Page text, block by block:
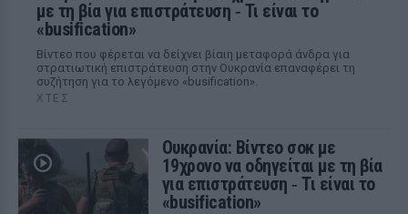
με τη βία για επιστράτευση ‑ Τι είναι το
«busification»
Βίντεο που φέρεται να δείχνει βίαιη μεταφορά άνδρα για
στρατιωτική επιστράτευση στην Ουκρανία επαναφέρει τη
συζήτηση για το λεγόμενο «busification».
ΧΤΕΣ
Ουκρανία: Βίντεο σοκ με
19χρονο να οδηγείται με τη βία
για επιστράτευση ‑ Τι είναι το
«busification»